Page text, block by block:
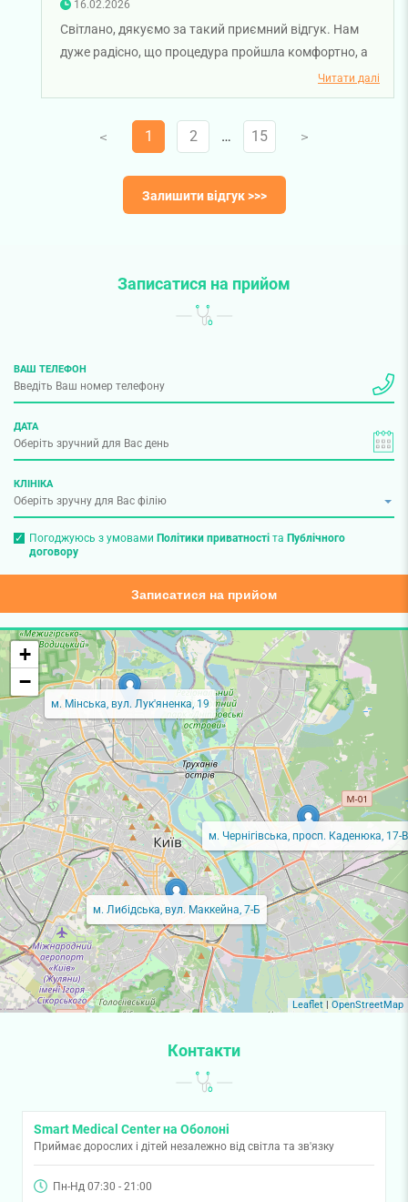
16.02.2026
Світлано, дякуємо за такий приємний відгук. Нам
дуже радісно, що процедура пройшла комфортно, а
процедура проведена лікарем-ендоскопістом
Мариною Логошею залишила позитивні враження.
Для нас важливо, щоб кожен пацієнт почувався
спокійно та впевнено під час візиту. Бажаємо вам
Читати далі
V 1 2 … 15 V
Залишити відгук >>>
Записатися на прийом
ВАШ ТЕЛЕФОН
ДАТА
КЛІНІКА
Погоджуюсь з умовами Політики приватностіта Публічного
договору
Записатися на прийом
м. Мінська, вул. Лук'яненка, 19
м. Либідська, вул. Маккейна, 7-Б
м. Чернігівська, просп. Каденюка, 17-В
+
−
Leaflet| OpenStreetMap
Контакти
Smart Medical Center на Оболоні
Приймає дорослих і дітей незалежно від світла та зв'язку
Пн-Нд 07:30 - 21:00